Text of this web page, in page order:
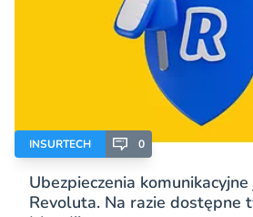
INSURTECH 0
Ubezpieczenia
Revoluta. Na razie dostępne